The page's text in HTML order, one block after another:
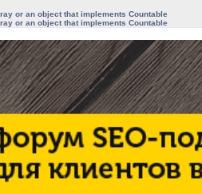
or an object that implements Countable
or an object that implements Countable